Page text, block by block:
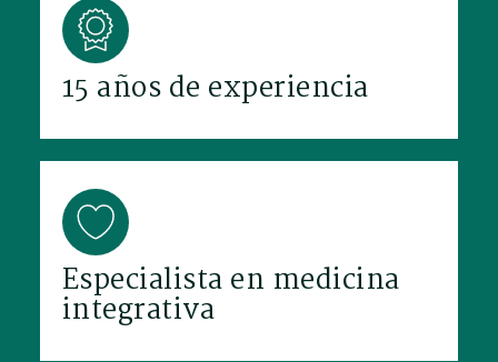
15 años de experiencia
Especialista en medicina
integrativa